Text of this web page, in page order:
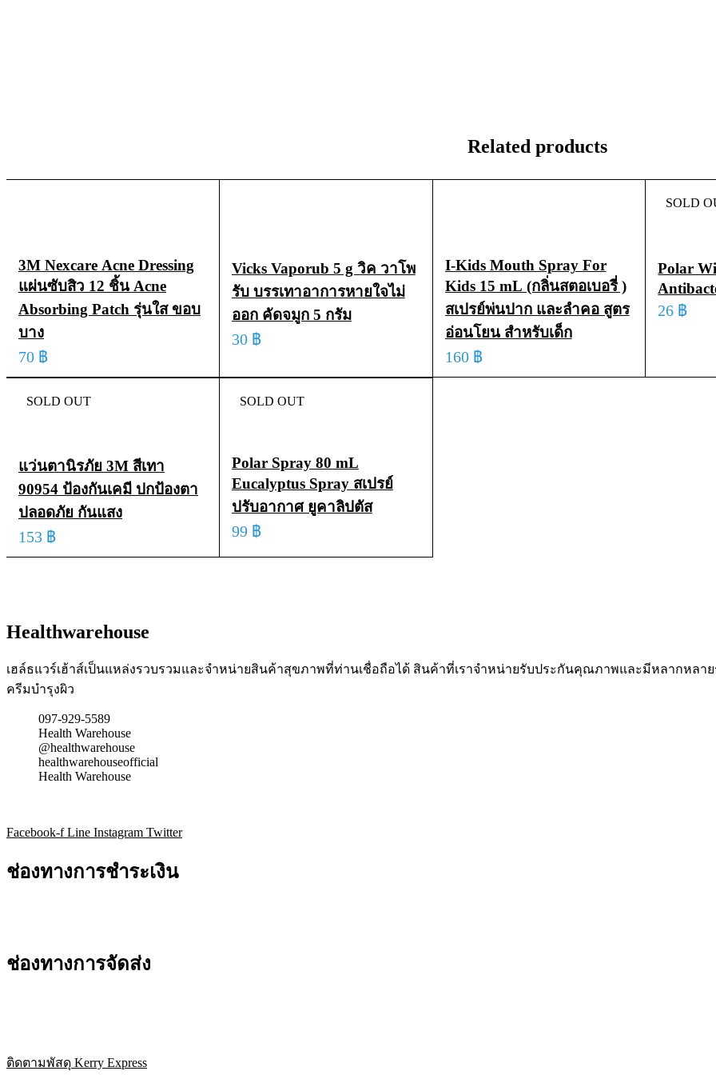
Related products
3M Nexcare Acne Dressing
แผ่นซับสิว 12 ชิ้น Acne
Absorbing Patch รุ่นใส ขอบ
บาง
70 ฿
ADD TO CART QUICK VIEW
Vicks Vaporub 5 g วิค วาโพ
รับ บรรเทาอาการหายใจไม่
ออก คัดจมูก 5 กรัม
30 ฿
I-Kids Mouth Spray For
Kids 15 mL (กลิ่นสตอเบอรี่ )
สเปรย์พ่นปาก และลำคอ สูตร
อ่อนโยน สำหรับเด็ก
160 ฿
ADD TO CART QUICK VIEW
SOLD
Polar
26 ฿
SOLD OUT
แว่นตานิรภัย 3M สีเทา
90954 ป้องกันเคมี ปกป้องตา
ปลอดภัย กันแสง
153 ฿
READ MORE QUICK VIEW
SOLD OUT
Polar Spray 80 mL
Eucalyptus Spray สเปรย์
ปรับอากาศ ยูคาลิปตัส
99 ฿
Healthwarehouse
เฮล์ธแวร์เฮ้าส์เป็นแหล่งรวบรวมและจำหน่ายสินค้าสุขภาพที่ท่านเชื่อถือได้ สินค้าที่เราจำหน่ายรับประกันคุณภาพและมีหลากหลา
ครีมบำรุงผิว
097-929-5589
Health Warehouse
@healthwarehouse
healthwarehouseofficial
Health Warehouse
Facebook-f Line Instagram Twitter
ช่องทางการชำระเงิน
ช่องทางการจัดส่ง
ติดตามพัสดุ Kerry Express